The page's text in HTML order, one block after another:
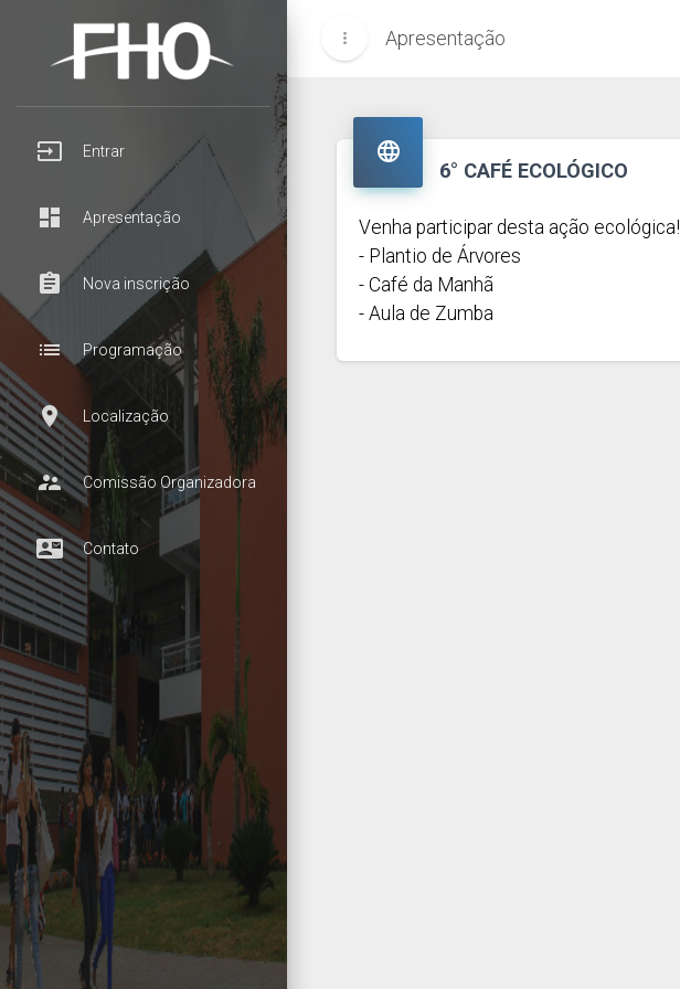
input Entrar
dashboard Apresentação
assignment Nova inscrição
list Programação
room Localização
supervisor_account Comissão Organizadora
contact_mail Contato
more_vert Apresentação

6° CAFÉ ECOLÓGICO
Venha participar desta ação ecológica!
- Plantio de Árvores
- Café da Manhã
- Aula de Zumba